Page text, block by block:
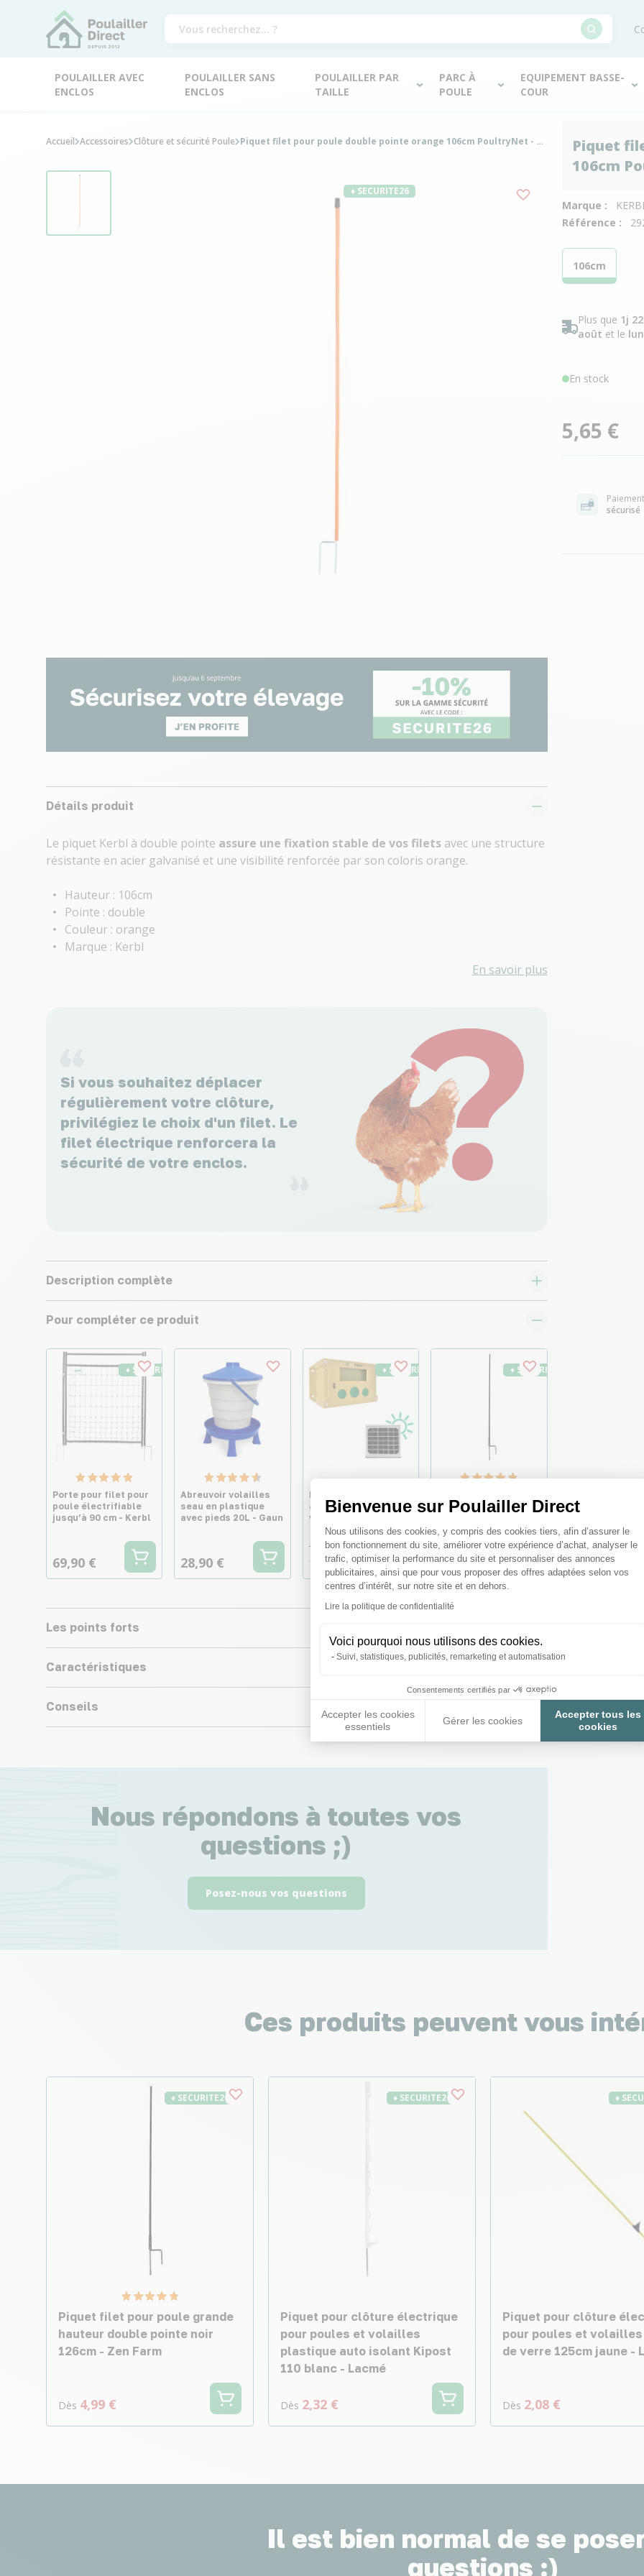
Bienvenue sur Poulailler Direct
Plateforme de Gestion du
Nous utilisons des cookies, y compris des cookies tiers, afin d’assurer le
bon fonctionnement du site, améliorer votre expérience d’achat, analyser le
trafic, optimiser la performance du site et personnaliser des annonces
publicitaires, ainsi que pour vous proposer des offres adaptées selon vos
centres d’intérêt, sur notre site et en dehors.
Lire la politique de confidentialité
Voici pourquoi nous utilisons des cookies.
Suivi, statistiques, publicités, remarketing et automatisation
Consentements certifiés par
Accepter les cookies
essentiels
Gérer les cookies
Accepter tous les
cookies
Axeptio consent
POULAILLER AVEC
ENCLOS
POULAILLER SANS
ENCLOS
POULAILLER PAR
TAILLE
PARC À
POULE
EQUIPEMENT BASSE-
COUR
Piquet
106cm
Marque :
Référence :
106cm
Plus que 1j
août et le
En stock
5,65 €
Paiement
sécurisé
Détails produit
Le piquet Kerbl à double pointe assure une fixation stable de vos filets avec une structure
résistante en acier galvanisé et une visibilité renforcée par son coloris orange.
Hauteur : 106cm
Pointe : double
Couleur : orange
Marque : Kerbl
En savoir plus
Si vous souhaitez déplacer
régulièrement votre clôture,
privilégiez le choix d'un filet. Le
filet électrique renforcera la
sécurité de votre enclos.
Description complète
Pour compléter ce produit
♦ SECURITE26
Porte pour filet pour
poule électrifiable
jusqu’à 90 cm - Kerbl
69,90 €
Abreuvoir volailles
seau en plastique
avec pieds 20L - Gaun
28,90 €
♦ SECURITE26
Portier Zen Farm
autonome solaire
volailles
168,00 €
159,00 €
♦ SECURITE26
poule grande hauteur
126cm - Zen Farm
Dès 4,99 €
Les points forts
Caractéristiques
Conseils
Nous répondons à toutes vos
questions ;)
Posez-nous vos questions
Accueil Accessoires Clôture et sécurité Poule Piquet filet pour poule double pointe orange 106cm PoultryNet - Kerbl
♦ SECURITE26
Ces produits peuvent vous
♦ SECURITE26
Piquet filet pour poule grande
hauteur double pointe noir
126cm - Zen Farm
Dès 4,99 €
♦ SECURITE26
Piquet pour clôture électrique
pour poules et volailles
plastique auto isolant Kipost
110 blanc - Lacmé
Dès 2,32 €
♦
Piquet pour clôture
pour poules et
de verre 125cm jaune -
Dès 2,08 €
Il est bien normal de se
questions :)